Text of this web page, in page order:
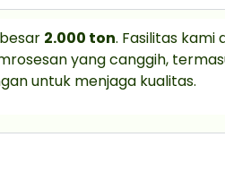
2.000 ton. Fasilitas kami
yang canggih,
untuk menjaga kualitas.